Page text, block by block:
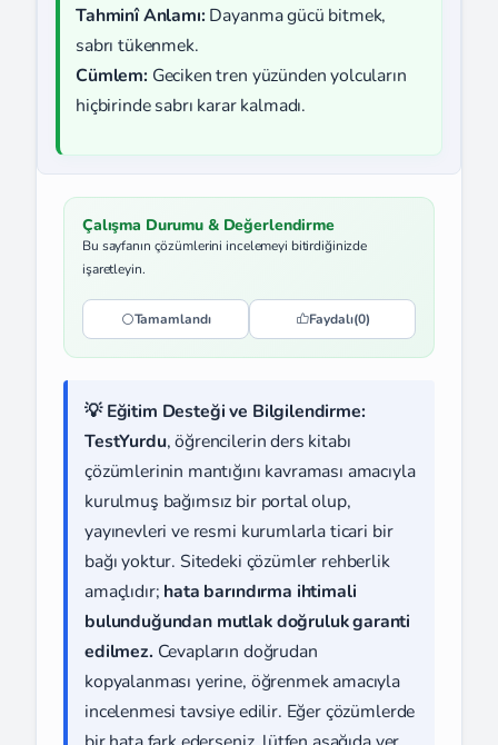
Tahminî Anlamı: Dayanma gücü bitmek,
sabrı tükenmek.
Cümlem: Geciken tren yüzünden yolcuların
hiçbirinde sabrı karar kalmadı.
Çalışma Durumu & Değerlendirme
Bu sayfanın çözümlerini incelemeyi bitirdiğinizde
işaretleyin.
Tamamlandı Faydalı(0)
💡 Eğitim Desteği ve Bilgilendirme:
TestYurdu, öğrencilerin ders kitabı
çözümlerinin mantığını kavraması amacıyla
kurulmuş bağımsız bir portal olup,
yayınevleri ve resmi kurumlarla ticari bir
bağı yoktur. Sitedeki çözümler rehberlik
amaçlıdır; hata barındırma ihtimali
bulunduğundan mutlak doğruluk garanti
edilmez. Cevapların doğrudan
kopyalanması yerine, öğrenmek amacıyla
incelenmesi tavsiye edilir. Eğer çözümlerde